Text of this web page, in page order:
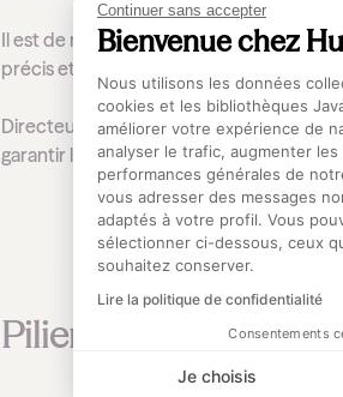
Continuer sans accepter
Bienvenue chez
Plateforme de
Nous utilisons les données
cookies et les bibliothèques
améliorer votre expérience de
analyser le trafic, augmenter les
performances générales de
vous adresser des messages
adaptés à votre profil. Vous
sélectionner ci-dessous, ceux
souhaitez conserver.
Lire la politique de confidentialité
Consentements
Je choisis
Il est de notre responsabilité de vous
précis et en temps réel développé par
Directeurs, cadres, il est maintenant
garantir la QVCT des équipes, parfois
Pilier 3 ⏱️